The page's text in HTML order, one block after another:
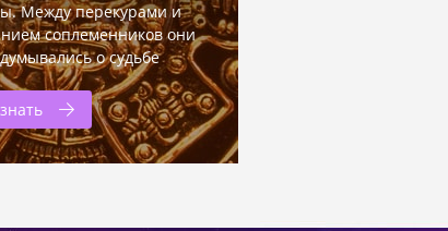
Между перекурами и
соплеменников они
о судьбе